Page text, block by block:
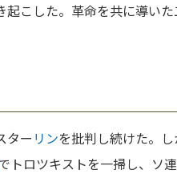
起こした。革命を共に導い
ター リンを批判し続けた。
トロツキストを一掃し、ソ